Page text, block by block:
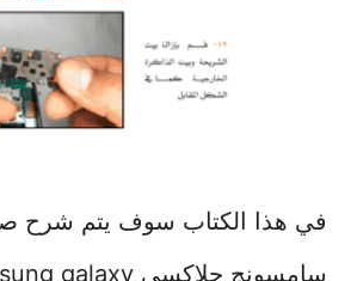
في هذا الكتاب سوف يتم شرح